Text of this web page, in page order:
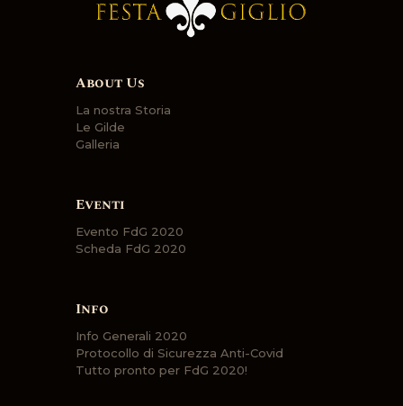
About Us
La nostra Storia
Le Gilde
Galleria
Eventi
Evento FdG 2020
Scheda FdG 2020
Info
Info Generali 2020
Protocollo di Sicurezza Anti-Covid
Tutto pronto per FdG 2020!